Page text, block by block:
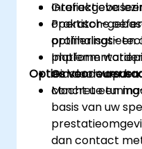
operator-
om doorvoer
Interactieve
Praktische
profilerings- en
platform
Gidsende
concrete
Opties voor
Mocht u een
basis van uw
dan contact